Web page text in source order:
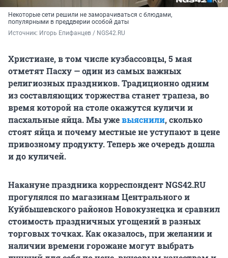
Некоторые сети решили не заморачиваться с блюдами,
популярными в преддверии особой даты
Источник: Игорь Епифанцев / NGS42.RU
Христиане, в том числе кузбассовцы, 5 мая
отметят Пасху — один из самых важных
религиозных праздников. Традиционно одним
из составляющих торжества станет трапеза,во
время которой на столе окажутся куличи и
пасхальные яйца. Мы ужевыяснили, сколько
стоят яйца и почему местные не уступают в цене
привозному продукту. Теперь же очередь дошла
и до куличей.
Накануне праздника корреспондент NGS42.RU
прогулялся по магазинам Центрального и
Куйбышевского районов Новокузнецка и сравнил
стоимость праздничных угощений в разных
торговых точках. Как оказалось, при желании и
наличии времени горожане могут выбрать